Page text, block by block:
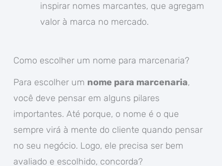
inspirar nomes marcantes, que agregam
valor à marca no mercado.
Como escolher um nome para marcenaria?
Para escolher um nome para marcenaria,
você deve pensar em alguns pilares
importantes. Até porque, o nome é o que
sempre virá à mente do cliente quando pensar
no seu negócio. Logo, ele precisa ser bem
avaliado e escolhido, concorda?